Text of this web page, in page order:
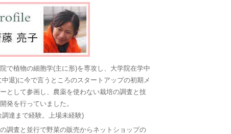
で植物の細胞学(主に形)を専攻し、大学院在学中
中退)に今で言うところのスタートアップの初期メ
として参画し、農薬を使わない栽培の調査と技
発を行っていました。
調達まで経験。上場未経験)
調査と並行で野菜の販売からネットショップの